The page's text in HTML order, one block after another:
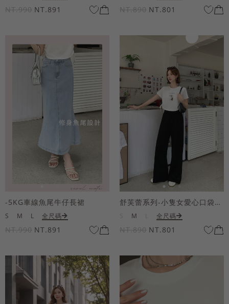
NT.990 NT.891 NT.890 NT.801
-5KG車線魚尾牛仔長裙
S M L 全尺碼
NT.990 NT.891
舒芙蕾系列-小隻女愛心口袋寬褲
M 全尺碼
NT.890 NT.801